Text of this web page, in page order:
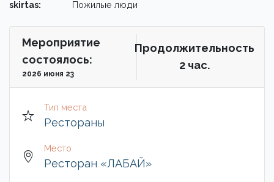
skirtas:
Пожилые люди
Мероприятие
состоялось:
2026 июня 23
Продолжительность
2 чac.
Тип места
Рестораны
Место
Ресторан «ЛАБАЙ»